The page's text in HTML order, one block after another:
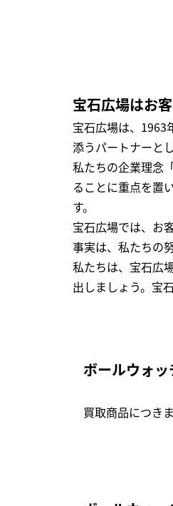
宝石広場はお
宝石広場は、1963
添うパートナーと
私たちの企業理念
ることに重点を置
す。
宝石広場では、お
事実は、私たちの
私たちは、宝石広
出しましょう。宝
ボールウォ
買取商品につき